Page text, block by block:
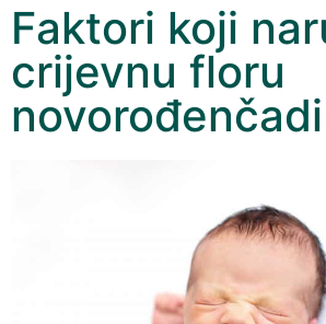
Faktori koji
crijevnu floru
novorođenčadi